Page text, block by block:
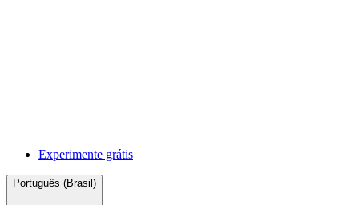
Experimente grátis
Português (Brasil)